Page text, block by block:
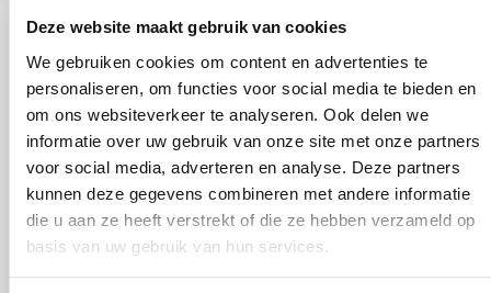
Deze website maakt gebruik van cookies
We gebruiken cookies om content en advertenties te
personaliseren, om functies voor social media te bieden en
om ons websiteverkeer te analyseren. Ook delen we
informatie over uw gebruik van onze site met onze partners
voor social media, adverteren en analyse. Deze partners
kunnen deze gegevens combineren met andere informatie
die u aan ze heeft verstrekt of die ze hebben verzameld op
basis van uw gebruik van hun services.
bedrijfsverzekeraars
neemt strategische
deelname in Aastad
Adviesgroep
SÖDERBERG & PARTNERS
PUBLICATIEDATUM